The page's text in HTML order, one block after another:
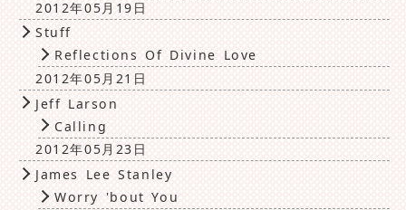
2012年05月19日
Stuff
Reflections Of Divine Love
2012年05月21日
Jeff Larson
Calling
2012年05月23日
James Lee Stanley
Worry 'bout You